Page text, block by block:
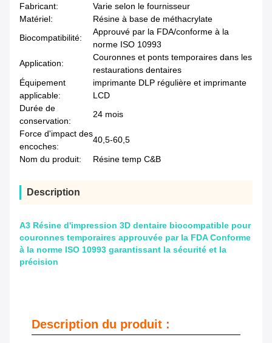
Fabricant:
Varie selon le fournisseur
Matériel:
Résine à base de méthacrylate
Biocompatibilité:
Approuvé par la FDA/conforme à la
norme ISO 10993
Application:
Couronnes et ponts temporaires dans les
restaurations dentaires
Équipement
applicable:
imprimante DLP régulière et imprimante
LCD
Durée de
conservation:
24 mois
Force d'impact des
encoches:
40,5-60,5
Nom du produit:
Résine temp C&B
Description
A3 Résine d'impression 3D dentaire biocompatible pour
couronnes temporaires approuvée par la FDA Conforme
à la norme ISO 10993 garantissant la sécurité et la
précision
Description du produit :